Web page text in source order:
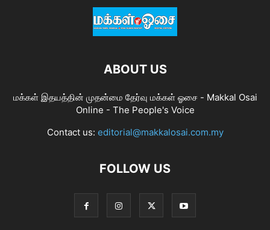
ABOUT US
மக்கள் இதயத்தின் முதன்மை தேர்வு மக்கள் ஓசை - Makkal Osai
Online - The People's Voice
Contact us: editorial@makkalosai.com.my
FOLLOW US